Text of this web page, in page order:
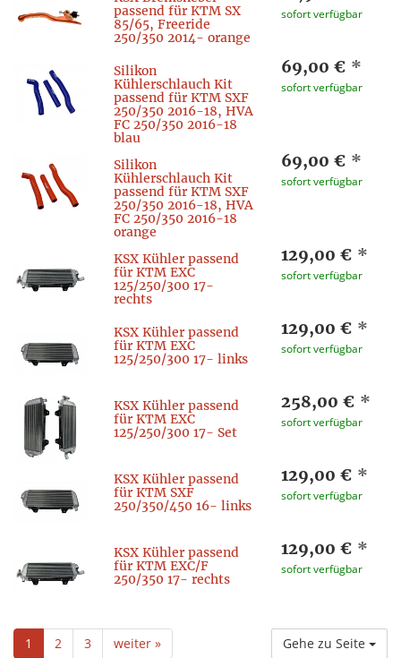
passend für KTM SX
85/65, Freeride
250/350 2014- orange
sofort verfügbar
Silikon
Kühlerschlauch Kit
passend für KTM SXF
250/350 2016-18, HVA
FC 250/350 2016-18
blau
69,00 € *
sofort verfügbar
Silikon
Kühlerschlauch Kit
passend für KTM SXF
250/350 2016-18, HVA
FC 250/350 2016-18
orange
69,00 € *
sofort verfügbar
KSX Kühler passend
für KTM EXC
125/250/300 17-
rechts
129,00 € *
sofort verfügbar
KSX Kühler passend
für KTM EXC
125/250/300 17- links
129,00 € *
sofort verfügbar
KSX Kühler passend
für KTM EXC
125/250/300 17- Set
258,00 € *
sofort verfügbar
KSX Kühler passend
für KTM SXF
250/350/450 16- links
129,00 € *
sofort verfügbar
KSX Kühler passend
für KTM EXC/F
250/350 17- rechts
129,00 € *
sofort verfügbar
1 2 3 weiter » Gehe zu Seite